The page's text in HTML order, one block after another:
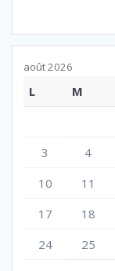
août 2026
L M
3
4
10
11
17
18
24
25